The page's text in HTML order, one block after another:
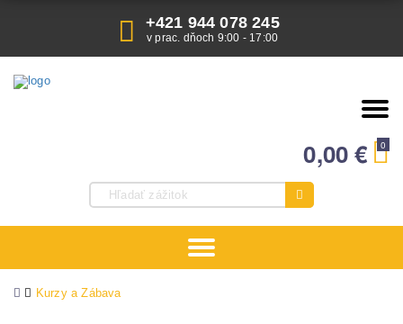
+421 944 078 245
v prac. dňoch 9:00 - 17:00
0,00€ 0
Kurzy a Zábava